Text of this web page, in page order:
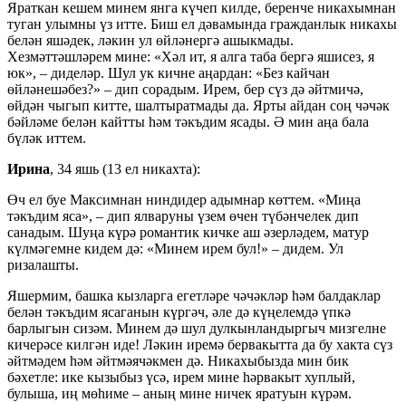
Яраткан кешем минем янга күчеп килде, беренче никахымнан
туган улымны үз итте. Биш ел дәвамында гражданлык никахы
белән яшәдек, ләкин ул өйләнергә ашыкмады.
Хезмәттәшләрем мине: «Хәл ит, я алга таба бергә яшисез, я
юк», – диделәр. Шул ук кичне аңардан: «Без кайчан
өйләнешәбез?» – дип сорадым. Ирем, бер сүз дә әйтмичә,
өйдән чыгып китте, шалтыратмады да. Ярты айдан соң чәчәк
бәйләме белән кайтты һәм тәкъдим ясады. Ә мин аңа бала
бүләк иттем.
Ирина, 34 яшь (13 ел никахта):
Өч ел буе Максимнан ниндидер адымнар көттем. «Миңа
тәкъдим яса», – дип ялваруны үзем өчен түбәнчелек дип
санадым. Шуңа күрә романтик кичке аш әзерләдем, матур
күлмәгемне кидем дә: «Минем ирем бул!» – дидем. Ул
ризалашты.
Яшермим, башка кызларга егетләре чәчәкләр һәм балдаклар
белән тәкъдим ясаганын күргәч, әле дә күңелемдә үпкә
барлыгын сизәм. Минем дә шул дулкынландыргыч мизгелне
кичерәсе килгән иде! Ләкин иремә бервакытта да бу хакта сүз
әйтмәдем һәм әйтмәячәкмен дә. Никахыбызда мин бик
бәхетле: ике кызыбыз үсә, ирем мине һәрвакыт хуплый,
булыша, иң мөһиме – аның мине ничек яратуын күрәм.